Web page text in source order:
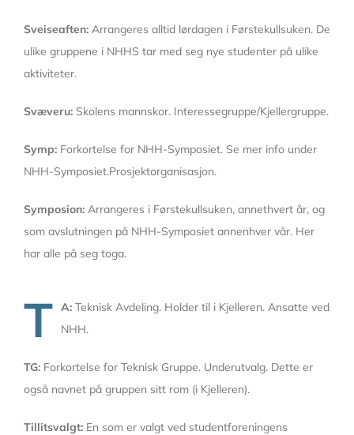
Sveiseaften: Arrangeres alltid lørdagen i Førstekullsuken. De
ulike gruppene i NHHS tar med seg nye studenter på ulike
aktiviteter.
Svæveru: Skolens mannskor. Interessegruppe/Kjellergruppe.
Symp: Forkortelse for NHH-Symposiet. Se mer info under
NHH-Symposiet.Prosjektorganisasjon.
Symposion: Arrangeres i Førstekullsuken, annethvert år, og
som avslutningen på NHH-Symposiet annenhver vår. Her
har alle på seg toga.
T A: Teknisk Avdeling. Holder til i Kjelleren. Ansatte ved
NHH.
TG: Forkortelse for Teknisk Gruppe. Underutvalg. Dette er
også navnet på gruppen sitt rom (i Kjelleren).
Tillitsvalgt: En som er valgt ved studentforeningens